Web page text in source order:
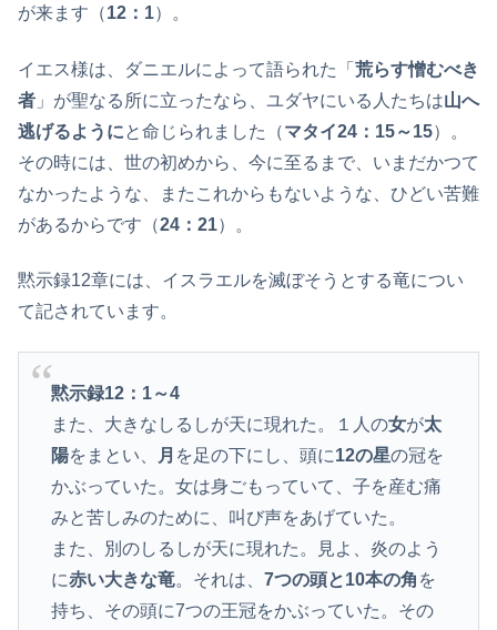
が来ます（12：1）。
イエス様は、ダニエルによって語られた「 荒らす憎むべき
者 」が聖なる所に立ったなら、ユダヤにいる人たちは山へ
逃げるようにと命じられました（マタイ24：15～15）。
その時には、世の初めから、今に至るまで、いまだかつて
なかったような、またこれからもないような、ひどい苦難
があるからです（24：21）。
黙示録12章には、イスラエルを滅ぼそうとする竜につい
て記されています。
黙示録12：1～4
また、大きなしるしが天に現れた。１人の女が太
陽をまとい、 月 を足の下にし、頭に12の星の冠を
かぶっていた。女は身ごもっていて、子を産む痛
みと苦しみのために、叫び声をあげていた。
また、別のしるしが天に現れた。見よ、炎のよう
に赤い大きな竜。それは、 7つの頭と10本の角 を
持ち、その頭に7つの王冠をかぶっていた。その